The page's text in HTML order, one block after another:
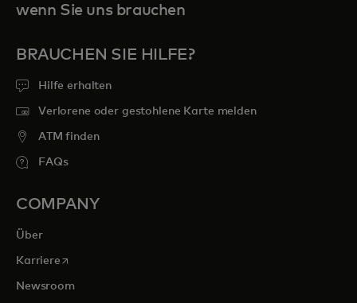
wenn Sie uns brauchen
BRAUCHEN SIE HILFE?
Hilfe erhalten
Verlorene oder gestohlene Karte melden
ATM finden
FAQs
COMPANY
Über
Karrierewird in einer neuen Registerkarte geöffnet
Newsroom